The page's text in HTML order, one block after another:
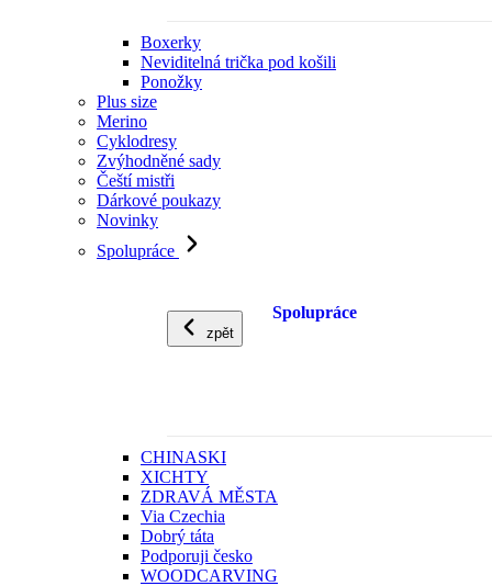
Boxerky
Neviditelná trička pod košili
Ponožky
Plus size
Merino
Cyklodresy
Zvýhodněné sady
Čeští mistři
Dárkové poukazy
Novinky
Spolupráce
zpět
Spolupráce
CHINASKI
XICHTY
ZDRAVÁ MĚSTA
Via Czechia
Dobrý táta
Podporuji česko
WOODCARVING